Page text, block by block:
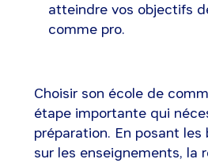
atteindre vos objectifs
comme pro.
Choisir son école de
étape importante qui
préparation. En posant les
sur les enseignements, la